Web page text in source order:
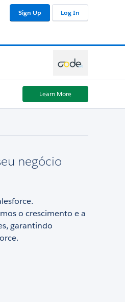
Sign Up Log In
Learn More
negócio
o crescimento e a
garantindo